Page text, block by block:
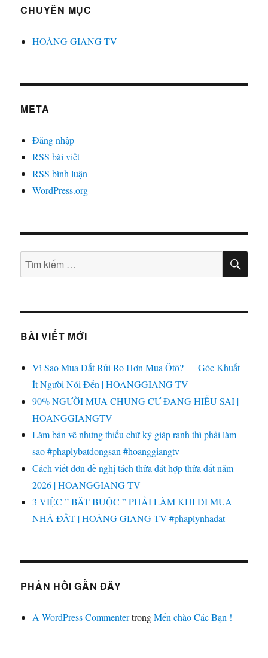
CHUYÊN MỤC
HOÀNG GIANG TV
META
Đăng nhập
RSS bài viết
RSS bình luận
WordPress.org
Tìm
kiếm:
TÌM
BÀI VIẾT MỚI
Vì Sao Mua Đất Rủi Ro Hơn Mua Ôtô? — Góc Khuất
Ít Người Nói Đến | HOANGGIANG TV
90% NGƯỜI MUA CHUNG CƯ ĐANG HIỂU SAI |
HOANGGIANGTV
Làm bản vẽ nhưng thiếu chữ ký giáp ranh thì phải làm
sao #phaplybatdongsan #hoanggiangtv
Cách viết đơn đề nghị tách thửa đát hợp thửa đất năm
2026 | HOANGGIANG TV
3 VIỆC ” BẮT BUỘC ” PHẢI LÀM KHI ĐI MUA
NHÀ ĐẤT | HOÀNG GIANG TV #phaplynhadat
PHẢN HỒI GẦN ĐÂY
A WordPress CommentertrongMến chào Các Bạn !